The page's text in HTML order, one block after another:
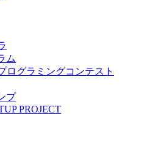
ム
ログラミングコンテスト
プ
PROJECT